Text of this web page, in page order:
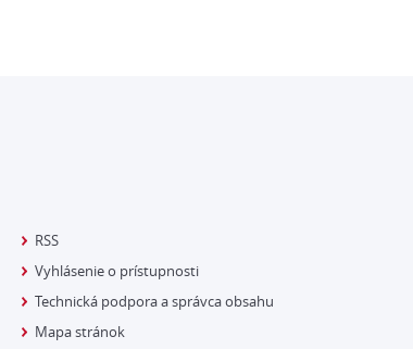
RSS
Vyhlásenie o prístupnosti
Technická podpora a správca obsahu
Mapa stránok